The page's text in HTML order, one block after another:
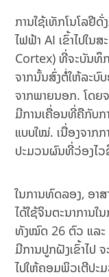
ການໃຊ້ເທັກໂນໂລຢີ
ໄຟຟ້າ AI ເຂົ້າໄປໃ
Cortex) ທີ່ຈະບັນທຶ
ຈາກນັ້ນສົ່ງຕໍ່ໃຫ້ລະ
ຈາກພາຍນອກ. ໂດຍ
ມີການເຄື່ອນທີ່ຄືກັບກ
ແບບໃໝ່. ເນື່ອງຈາກ
ປະມວນຜົນທີ່ວ່ອງໄວ
ໃນການທົດລອງ, ອາ
ໄດ້ໃຊ້ຈິນຕະນາການ
ທັງໝົດ 26 ຕົວ ແລະ
ມີການປູກຝັງເຂົ້າໄປ
ໄປໃຫ້ຄອມພິວເຕີປ